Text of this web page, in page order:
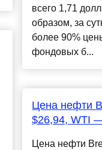
всего 1,71
образом, за
более 90%
фондовых б...
Цена нефти
$26,94, WTI
Цена нефти